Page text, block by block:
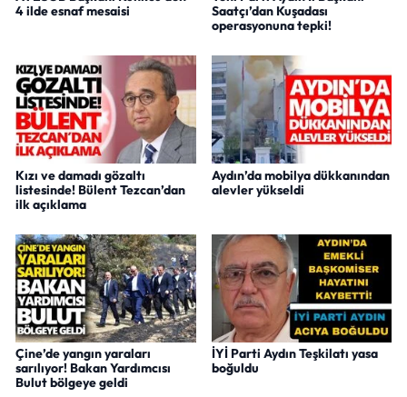
4 ilde esnaf mesaisi
Saatçı’dan Kuşadası
operasyonuna tepki!
Kızı ve damadı gözaltı
listesinde! Bülent Tezcan’dan
ilk açıklama
Aydın’da mobilya dükkanından
alevler yükseldi
Çine’de yangın yaraları
sarılıyor! Bakan Yardımcısı
Bulut bölgeye geldi
İYİ Parti Aydın Teşkilatı yasa
boğuldu